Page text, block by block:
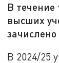
В течение
высших
В 2024/25